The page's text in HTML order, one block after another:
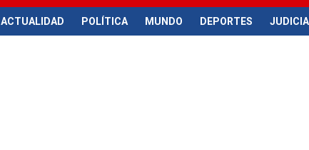
ACTUALIDAD POLÍTICA MUNDO DEPORTES